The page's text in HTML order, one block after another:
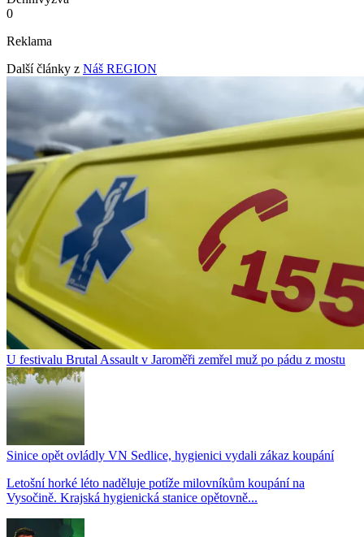
0
Reklama
Další články z Náš REGION
U festivalu Brutal Assault v Jaroměři zemřel muž po pádu z mostu
Sinice opět ovládly VN Sedlice, hygienici vydali zákaz koupání
Letošní horké léto naděluje potíže milovníkům koupání na
Vysočině. Krajská hygienická stanice opětovně...